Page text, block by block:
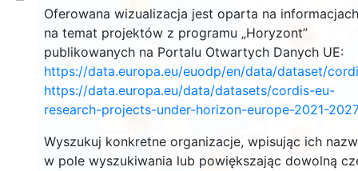
Oferowana wizualizacja jest oparta na informacjach
na temat projektów z programu „Horyzont”
publikowanych na Portalu Otwartych Danych UE:
https://data.europa.eu/euodp/en/data/dataset/
https://data.europa.eu/data/datasets/cordis-eu-
research-projects-under-horizon-europe-2021-2027
Wyszukuj konkretne organizacje, wpisując ich
w pole wyszukiwania lub powiększając dowolną
2840
1588
13025
4547